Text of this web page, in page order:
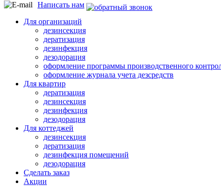
Написать нам
Для организаций
дезинсекция
дератизация
дезинфекция
дезодорация
оформление программы производственного
оформление журнала учета дезсредств
Для квартир
дератизация
дезинсекция
дезинфекция
дезодорация
Для коттеджей
дезинсекция
дератизация
дезинфекция помещений
дезодорация
Сделать заказ
Акции